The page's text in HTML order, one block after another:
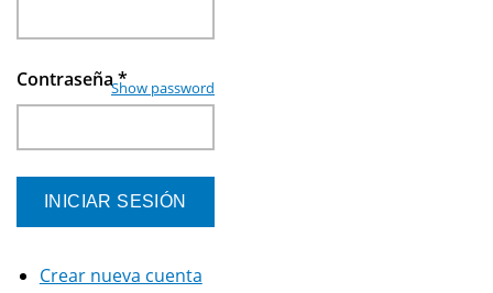
Contraseña*
Show password
Crear nueva cuenta